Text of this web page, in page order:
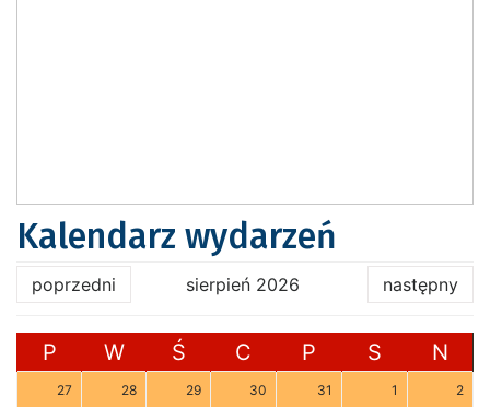
Kalendarz wydarzeń
poprzedni sierpień 2026 następny
P W Ś C P S N
27 28 29 30 31 1 2